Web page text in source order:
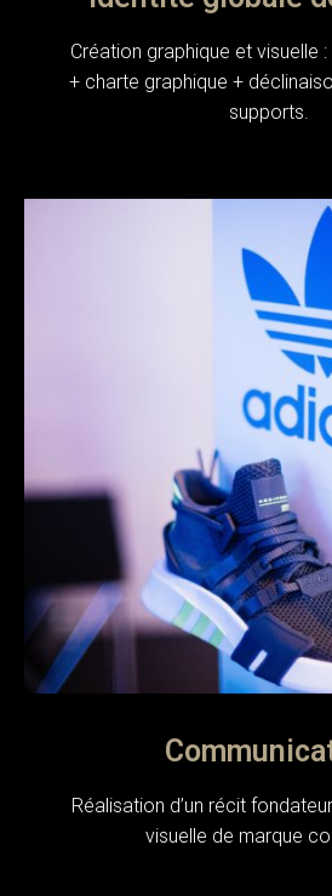
Création graphique et visuelle
+ charte graphique +
supports.
Réalisation d’un récit
visuelle de marque